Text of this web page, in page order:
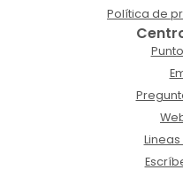
Política de